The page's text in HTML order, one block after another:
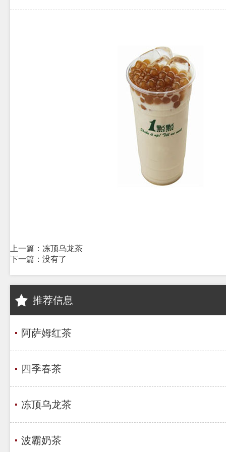
上一篇：冻顶乌龙茶
下一篇：没有了
推荐信息
阿萨姆红茶
四季春茶
冻顶乌龙茶
波霸奶茶